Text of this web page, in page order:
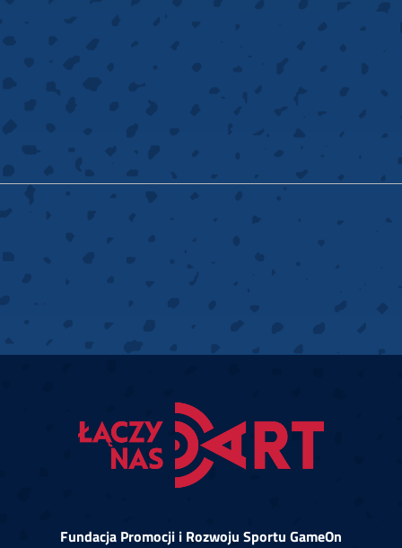
Fundacja Promocji i Rozwoju Sportu GameOn